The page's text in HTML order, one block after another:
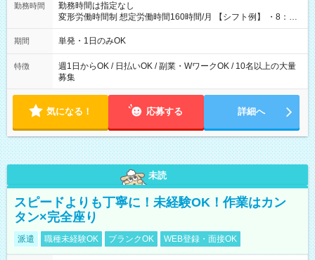
勤務時間
勤務時間は指定なし
変形労働時間制 想定労働時間160時間/月 【シフト例】 ・8：00
～21：00
期間 単発・1日のみOK
特徴
週1日からOK / 日払いOK / 副業・WワークOK / 10名以上の大量
募集
気になる！ 応募する 詳細へ
未読
スピードよりも丁寧に！未経験OK！作業はカン
タン×完全座り
派遣 職種未経験OK ブランクOK WEB登録・面接OK